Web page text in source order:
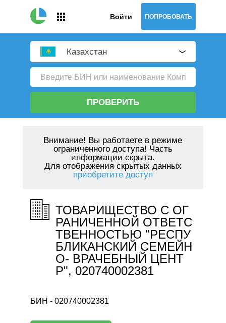
Войти ПОПРОБОВАТЬ
Казахстан
ПРОВЕРИТЬ
Внимание! Вы работаете в режиме
ограниченного доступа! Часть
информации скрыта.
Для отображения скрытых данных
приобретите доступ
ТОВАРИЩЕСТВО С ОГ
РАНИЧЕННОЙ ОТВЕТС
ТВЕННОСТЬЮ "РЕСПУ
БЛИКАНСКИЙ СЕМЕЙН
О- ВРАЧЕБНЫЙ ЦЕНТ
Р", 020740002381
БИН - 020740002381